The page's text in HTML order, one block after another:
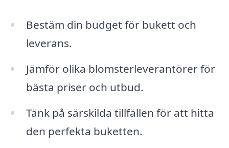
Bestäm din budget för bukett och
leverans.
Jämför olika blomsterleverantörer för
bästa priser och utbud.
Tänk på särskilda tillfällen för att hitta
den perfekta buketten.